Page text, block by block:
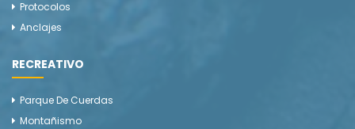
Protocolos
Anclajes
RECREATIVO
Parque De Cuerdas
Montañismo